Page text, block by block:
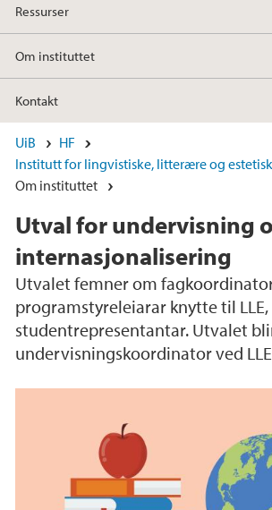
Ressurser
Om instituttet
Kontakt
UiB
HF
Institutt for lingvistiske, litterære og
Om instituttet
Utval for undervisning
internasjonalisering
Utvalet femner om
programstyreleiarar knytte til
studentrepresentantar. Utvalet
undervisningskoordinator ved